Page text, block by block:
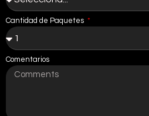
Cantidad de Paquetes
Comentarios